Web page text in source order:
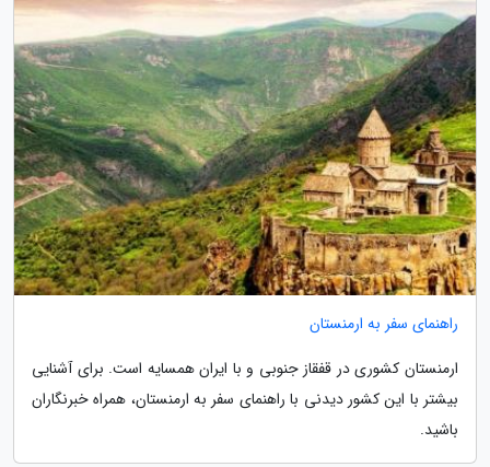
راهنمای سفر به ارمنستان
ارمنستان کشوری در قفقاز جنوبی و با ایران همسایه است. برای آشنایی
بیشتر با این کشور دیدنی با راهنمای سفر به ارمنستان، همراه خبرنگاران
باشید.